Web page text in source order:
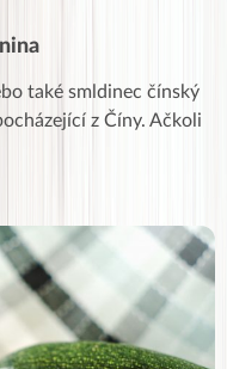
také smldinec čínský
z Číny. Ačkoli